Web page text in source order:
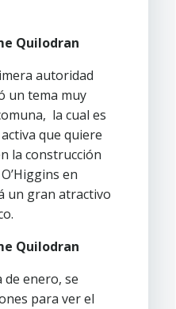
Quilodran
autoridad
un tema muy
la cual es
que quiere
la construcción
en
un gran atractivo
Quilodran
de enero, se
para ver el